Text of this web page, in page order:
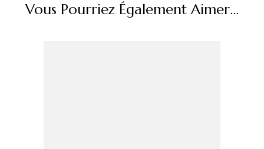
Vous Pourriez Également Aimer...